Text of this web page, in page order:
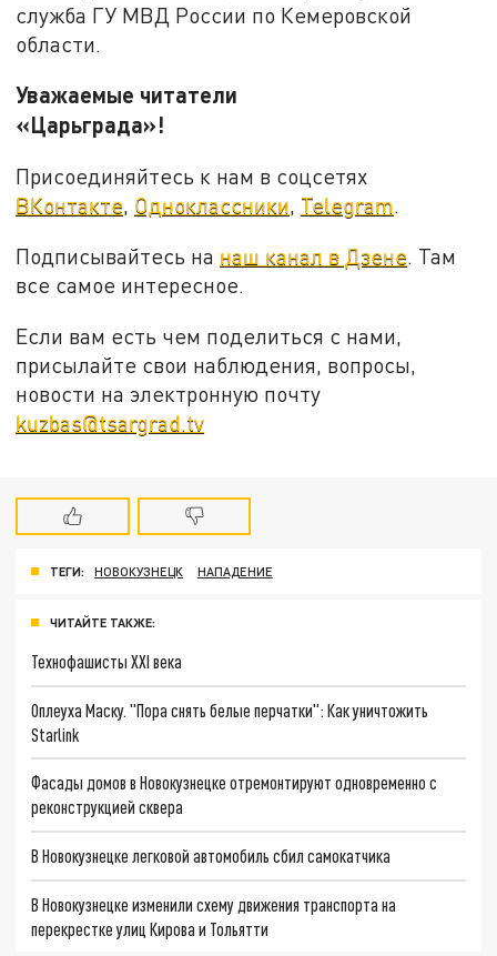
служба ГУ МВД России по Кемеровской
области.
Уважаемые читатели
«Царьграда»!
Присоединяйтесь к нам в соцсетях
ВКонтакте, Одноклассники, Telegram.
Подписывайтесь на наш канал в Дзене. Там
все самое интересное.
Если вам есть чем поделиться с нами,
присылайте свои наблюдения, вопросы,
новости на электронную почту
kuzbas@tsargrad.tv
ТЕГИ: НОВОКУЗНЕЦК НАПАДЕНИЕ
ЧИТАЙТЕ ТАКЖЕ:
Технофашисты XXI века
Оплеуха Маску. "Пора снять белые перчатки": Как уничтожить
Starlink
Фасады домов в Новокузнецке отремонтируют одновременно с
реконструкцией сквера
В Новокузнецке легковой автомобиль сбил самокатчика
В Новокузнецке изменили схему движения транспорта на
перекрестке улиц Кирова и Тольятти